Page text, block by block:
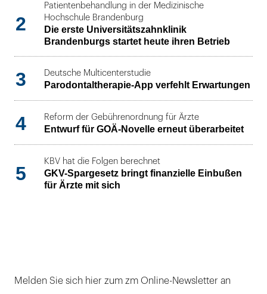
2
Patientenbehandlung in der Medizinische
Hochschule Brandenburg
Die erste Universitätszahnklinik
Brandenburgs startet heute ihren Betrieb
3 Deutsche Multicenterstudie
Parodontaltherapie-App verfehlt Erwartungen
4 Reform der Gebührenordnung für Ärzte
Entwurf für GOÄ-Novelle erneut überarbeitet
5
KBV hat die Folgen berechnet
GKV-Spargesetz bringt finanzielle Einbußen
für Ärzte mit sich
Melden Sie sich hier zum zm Online-Newsletter an